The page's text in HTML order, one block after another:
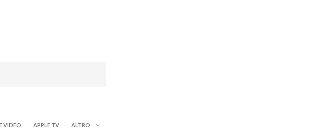
VIDEO APPLE TV ALTRO